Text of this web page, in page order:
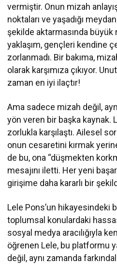
vermiştir. Onun mizah
noktaları ve yaşadığı
şekilde aktarmasında büyük
yaklaşım, gençleri kendine
zorlanmadı. Bir bakıma,
olarak karşımıza çıkıyor.
zaman en iyi ilaçtır!
Ama sadece mizah değil,
yön veren bir başka kaynak.
zorlukla karşılaştı. Ailesel
onun cesaretini kırmak
de bu, ona “düşmekten
mesajını iletti. Her yeni
girişime daha kararlı bir
Lele Pons’un hikayesindeki
toplumsal konulardaki
sosyal medya aracılığıyla
öğrenen Lele, bu platformu
değil, aynı zamanda